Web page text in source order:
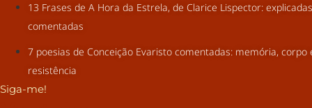
13 Frases de A Hora da Estrela, de Clarice Lispector:
comentadas
7 poesias de Conceição Evaristo comentadas: memória, corpo
resistência
Siga-me!